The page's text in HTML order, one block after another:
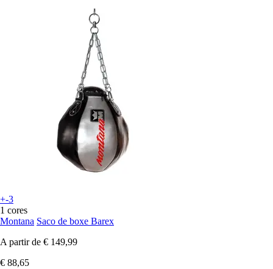
+-3
1 cores
Montana Saco de boxe Barex
A partir de € 149,99
€ 88,65